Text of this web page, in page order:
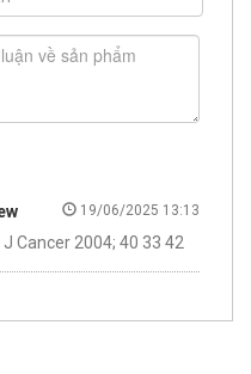
19/06/2025 13:13
Cancer 2004; 40 33 42